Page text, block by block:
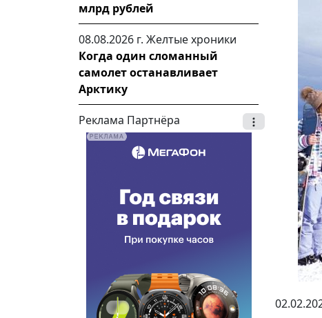
млрд рублей
08.08.2026 г. Желтые хроники
Когда один сломанный
самолет останавливает
Арктику
Реклама Партнёра